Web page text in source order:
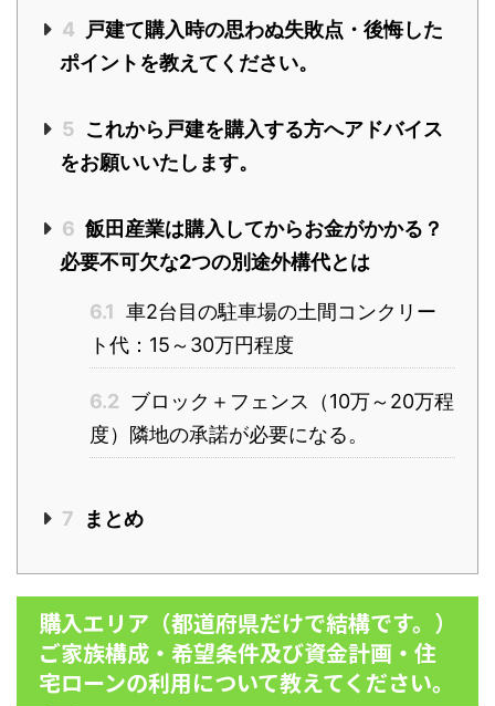
4
戸建て購入時の思わぬ失敗点・後悔した
ポイントを教えてください。
5 これから戸建を購入する方へアドバイス
をお願いいたします。
6 飯田産業は購入してからお金がかかる？
必要不可欠な2つの別途外構代とは
6.1 車2台目の駐車場の土間コンクリー
ト代：15～30万円程度
6.2 ブロック＋フェンス（10万～20万程
度）隣地の承諾が必要になる。
7 まとめ
購入エリア（都道府県だけで結構です。）
ご家族構成・希望条件及び資金計画・住
宅ローンの利用について教えてください。